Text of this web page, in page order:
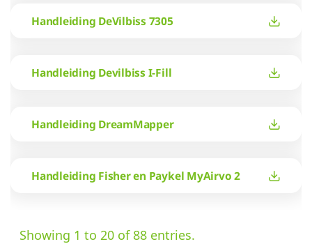
Handleiding DeVilbiss 7305
Handleiding Devilbiss I-Fill
Handleiding DreamMapper
Handleiding Fisher en Paykel MyAirvo 2
Showing 1 to 20 of 88 entries.